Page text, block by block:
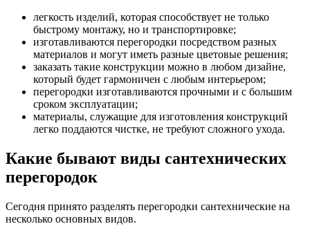
легкость изделий, которая способствует не только
быстрому монтажу, но и транспортировке;
изготавливаются перегородки посредством разных
материалов и могут иметь разные цветовые решения;
заказать такие конструкции можно в любом дизайне,
который будет гармоничен с любым интерьером;
перегородки изготавливаются прочными и с большим
сроком эксплуатации;
материалы, служащие для изготовления конструкций
легко поддаются чистке, не требуют сложного ухода.
Какие бывают виды сантехнических
перегородок
Сегодня принято разделять перегородки сантехнические на
несколько основных видов.